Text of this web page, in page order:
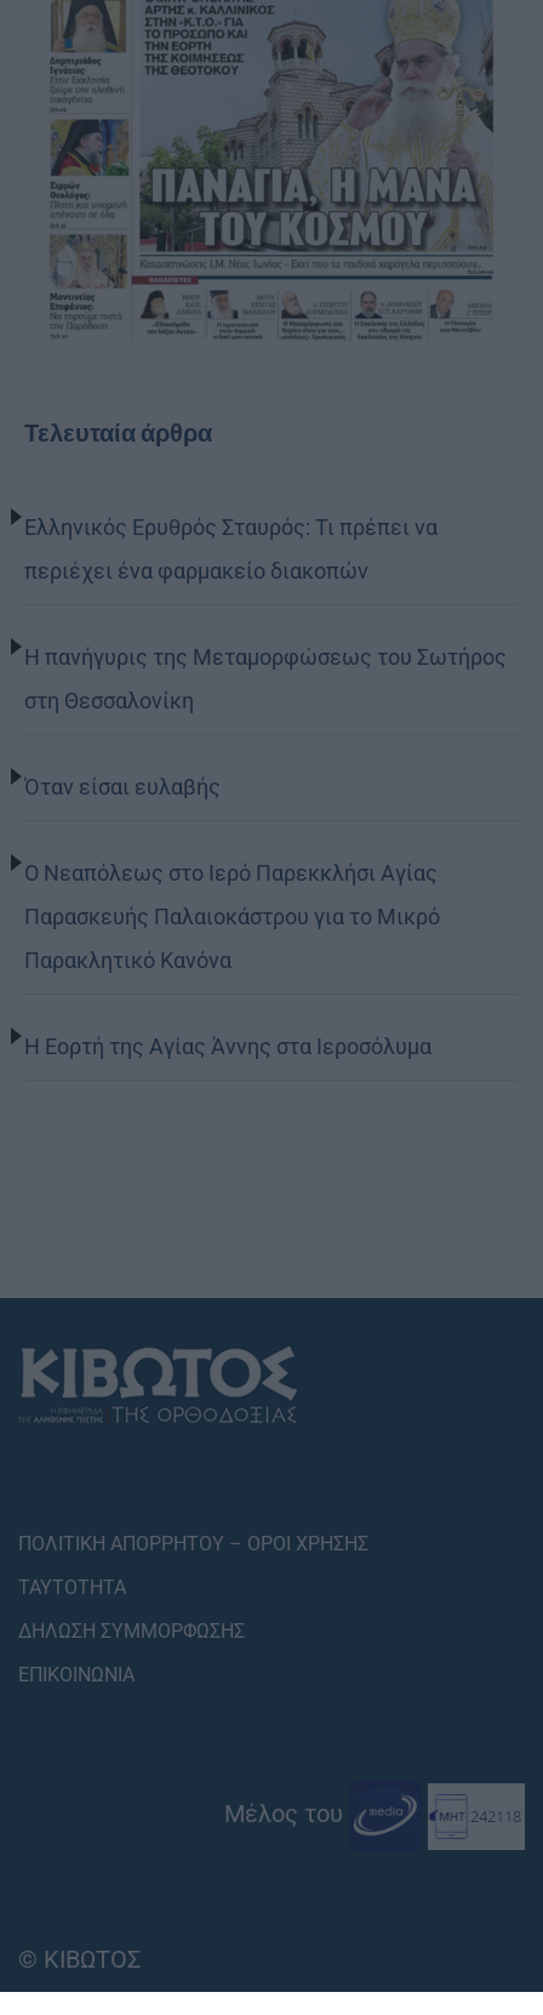
Τελευταία άρθρα
Ελληνικός Ερυθρός Σταυρός: Τι πρέπει να
περιέχει ένα φαρμακείο διακοπών
Η πανήγυρις της Μεταμορφώσεως του Σωτήρος
στη Θεσσαλονίκη
Όταν είσαι ευλαβής
Ο Νεαπόλεως στο Ιερό Παρεκκλήσι Αγίας
Παρασκευής Παλαιοκάστρου για το Μικρό
Παρακλητικό Κανόνα
Η Εορτή της Αγίας Άννης στα Ιεροσόλυμα
ΠΟΛΙΤΙΚΗ ΑΠΟΡΡΗΤΟΥ – ΟΡΟΙ ΧΡΗΣΗΣ
ΤΑΥΤΟΤΗΤΑ
ΔΗΛΩΣΗ ΣΥΜΜΟΡΦΩΣΗΣ
ΕΠΙΚΟΙΝΩΝΙΑ
Μέλος του
© ΚΙΒΩΤΟΣ